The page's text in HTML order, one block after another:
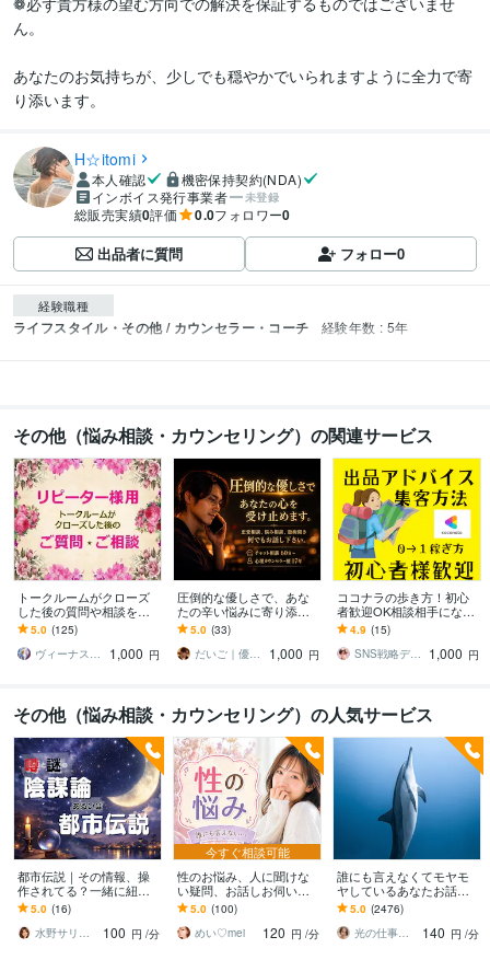
ん。
あなたのお気持ちが、少しでも穏やかでいられますように全力で寄
り添います。
H☆itomi
本人確認
機密保持契約(NDA)
インボイス発行事業者
未登録
総販売実績0評価 0.0フォロワー0
出品者に質問 フォロー0
経験職種
ライフスタイル・その他 / カウンセラー・コーチ 経験年数 : 5年
その他（悩み相談・カウンセリング）の関連サービス
トークルームがクローズ
した後の質問や相談を承
ります ※今まで私の施術を
受けたことがない方は、
お申し込みできません
5.0 (125)
ヴィーナス☆パワー
1,000 円
圧倒的な優しさで、あな
たの辛い悩みに寄り添い
ます 恋愛相談、悩み相
談、愚痴聞き、どんな話
でも寄り添い支えます
5.0 (33)
だいご｜優しさの塊みたいなカウンセラー
1,000 円
ココナラの歩き方！初心
者歓迎OK相談相手になり
ます 愚痴聞き、集客方
法、出品アドバイスなど
悩みを解消
4.9 (15)
SNS戦略デザイン｜ケイ
1,000 円
その他（悩み相談・カウンセリング）の人気サービス
都市伝説｜その情報、操
作されてる？一緒に紐解
きます 陰謀論本当に偶
然？その直感、否定しま
せん。全部お聞きしま
5.0 (16)
水野サリー✨優しく寄り添う話し相手
100 円 /分
今すぐ相談可能
性のお悩み、人に聞けな
い疑問、お話しお伺いし
ます 男女の性のお悩み、
人に聞けないお話し何で
もどうぞ！♡
5.0 (100)
めい♡mei
120 円 /分
誰にも言えなくてモヤモ
ヤしているあなたお話伺
います ひとりで抱え込ま
ないで！ちょっと聞いて
ほしい！でも大丈夫❤️
5.0 (2476)
光の仕事人☆picari
140 円 /分